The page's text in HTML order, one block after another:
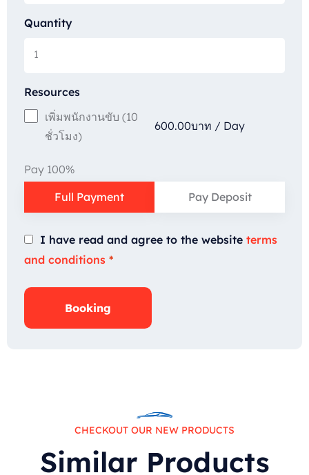
Quantity
Resources
เพิ่มพนักงานขับ (10
ชั่วโมง)
600.00บาท / Day
Pay 100%
Full Payment Pay Deposit
I have read and agree to the website terms
and conditions *
Booking
CHECKOUT OUR NEW PRODUCTS
Similar Products